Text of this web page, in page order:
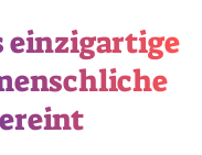
einzigartige